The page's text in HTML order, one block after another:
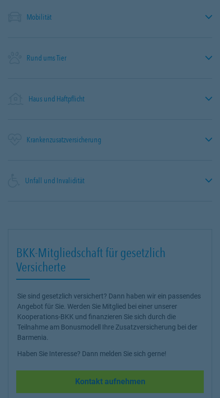
Mobilität
Rund ums Tier
Haus und Haftpflicht
Krankenzusatzversicherung
Unfall und Invalidität
BKK-Mitgliedschaft für gesetzlich
Versicherte
Sie sind gesetzlich versichert? Dann haben wir ein passendes
Angebot für Sie. Werden Sie Mitglied bei einer unserer
Kooperations-BKK und finanzieren Sie sich durch die
Teilnahme am Bonusmodell Ihre Zusatzversicherung bei der
Barmenia.
Haben Sie Interesse? Dann melden Sie sich gerne!
Kontakt aufnehmen